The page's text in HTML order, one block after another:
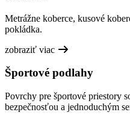
Metrážne koberce, kusové
pokládka.
zobraziť viac
Športové podlahy
Povrchy pre športové priestory
bezpečnosťou a jednoduchým